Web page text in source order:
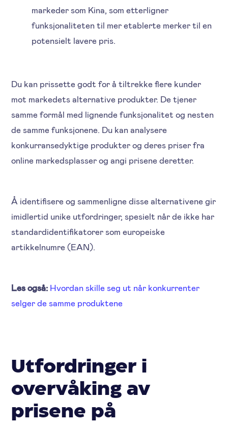
markeder som Kina, som etterligner
funksjonaliteten til mer etablerte merker til en
potensielt lavere pris.
Du kan prissette godt for å tiltrekke flere kunder
mot markedets alternative produkter. De tjener
samme formål med lignende funksjonalitet og nesten
de samme funksjonene. Du kan analysere
konkurransedyktige produkter og deres priser fra
online markedsplasser og angi prisene deretter.
Å identifisere og sammenligne disse alternativene gir
imidlertid unike utfordringer, spesielt når de ikke har
standardidentifikatorer som europeiske
artikkelnumre (EAN).
Les også: Hvordan skille seg ut når konkurrenter
selger de samme produktene
Utfordringer i
overvåking av
prisene på